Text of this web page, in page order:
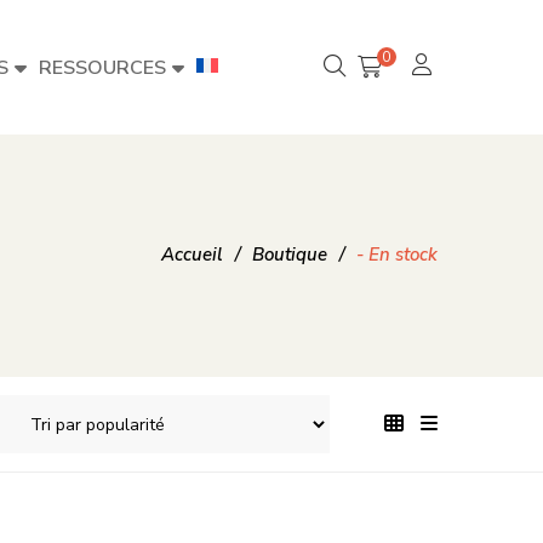
RESSOURCES 0
Accueil / Boutique / - En stock